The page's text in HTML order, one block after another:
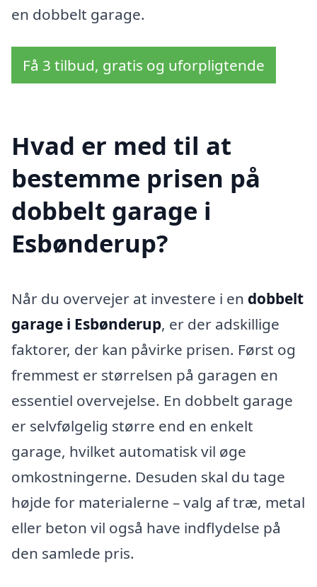
en dobbelt garage.
Få 3 tilbud, gratis og uforpligtende
Hvad er med til at
bestemme prisen på
dobbelt garage i
Esbønderup?
Når du overvejer at investere i en dobbelt
garage i Esbønderup, er der adskillige
faktorer, der kan påvirke prisen. Først og
fremmest er størrelsen på garagen en
essentiel overvejelse. En dobbelt garage
er selvfølgelig større end en enkelt
garage, hvilket automatisk vil øge
omkostningerne. Desuden skal du tage
højde for materialerne – valg af træ, metal
eller beton vil også have indflydelse på
den samlede pris.